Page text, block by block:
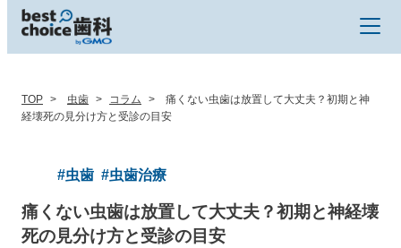
TOP 虫歯 コラム
痛くない虫歯は放置して大丈夫？初期と神
経壊死の見分け方と受診の目安
#虫歯 #虫歯治療
痛くない虫歯は放置して大丈夫？初期と神経壊
死の見分け方と受診の目安